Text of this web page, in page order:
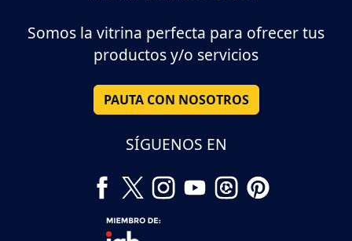
Somos la vitrina perfecta para ofrecer tus
productos y/o servicios
PAUTA CON NOSOTROS
SÍGUENOS EN